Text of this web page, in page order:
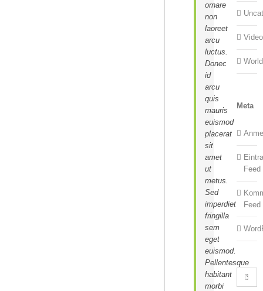
ornare
non
laoreet
arcu
luctus.
Donec
id
arcu
quis
mauris
euismod
placerat
sit
amet
ut
metus.
Sed
imperdiet
fringilla
sem
eget
euismod.
Pellentesque
habitant
morbi
World
Meta
Feed
Feed
Search
for: